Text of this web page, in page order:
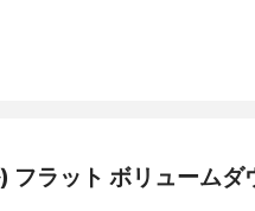
ラット ボリュームダ